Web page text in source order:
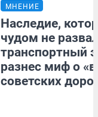
МНЕНИЕ
Наследие,
чудом не
транспортный
разнес миф о
советских